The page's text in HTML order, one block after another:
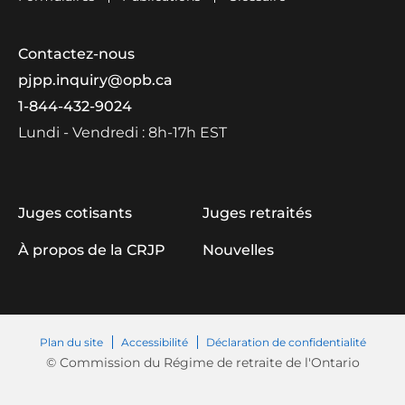
Contactez-nous
pjpp.inquiry@opb.ca
1-844-432-9024
Lundi - Vendredi : 8h-17h EST
Juges cotisants
À propos de la CRJP
Juges retraités
Nouvelles
Plan du site Accessibilité Déclaration de confidentialité
© Commission du Régime de retraite de l'Ontario